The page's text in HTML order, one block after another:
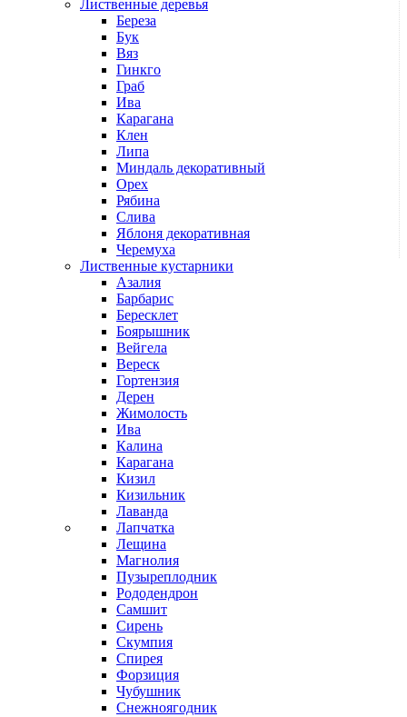
Лиственные деревья
Береза
Бук
Вяз
Гинкго
Граб
Ива
Карагана
Клен
Липа
Миндаль декоративный
Орех
Рябина
Слива
Яблоня декоративная
Черемуха
Лиственные кустарники
Азалия
Барбарис
Бересклет
Боярышник
Вейгела
Вереск
Гортензия
Дерен
Жимолость
Ива
Калина
Карагана
Кизил
Кизильник
Лаванда
Лапчатка
Лещина
Магнолия
Пузыреплодник
Рододендрон
Самшит
Сирень
Скумпия
Спирея
Форзиция
Чубушник
Снежноягодник